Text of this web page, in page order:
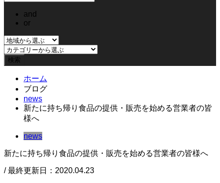
and
or
ホーム
ブログ
news
新たに持ち帰り食品の提供・販売を始める営業者の皆
様へ
news
新たに持ち帰り食品の提供・販売を始める営業者の皆様へ
/ 最終更新日：2020.04.23